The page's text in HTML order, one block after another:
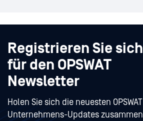
Registrieren Sie sich
für den OPSWAT
Newsletter
Holen Sie sich die neuesten OPSWAT
Unternehmens-Updates zusammen